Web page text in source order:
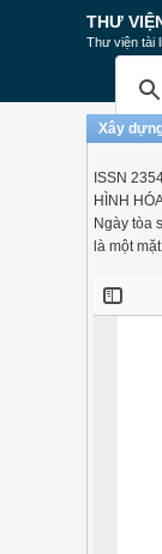
THƯ
Thư viện tài
Xây
ISSN
HÌNH
Ngày tòa
là một